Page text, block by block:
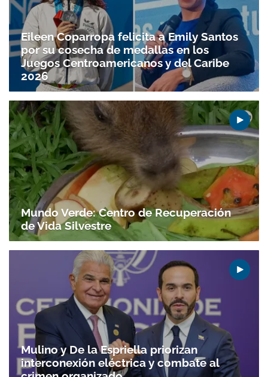
Eileen Coparropa felicita a Emily Santos
por su cosecha de medallas en los
Juegos Centroamericanos y del Caribe
2026
Mundo Verde: Centro de Recuperación
de Vida Silvestre
Mulino y De la Espriella priorizan
interconexión eléctrica y combate al